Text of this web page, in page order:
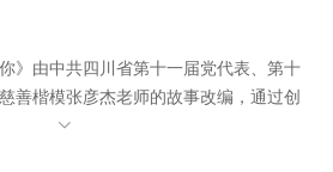
》由中共四川省第十一届党代表、第十
善楷模张彦杰老师的故事改编，通过创
、奔走呼吁、助贫脱贫等多个感人情